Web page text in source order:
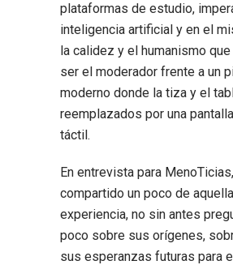
plataformas de estudio,
inteligencia artificial y en el
la calidez y el humanismo
ser el moderador frente a un
moderno donde la tiza y el
reemplazados por una
táctil.
En entrevista para
compartido un poco de aquella
experiencia, no sin antes
poco sobre sus orígenes,
sus esperanzas futuras para